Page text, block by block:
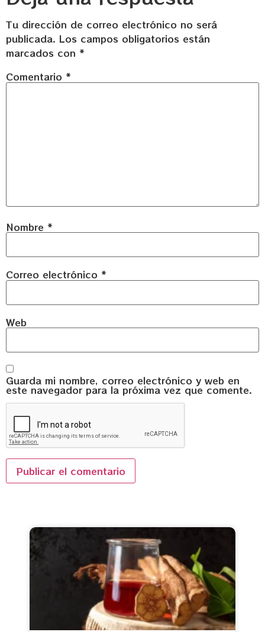
Tu dirección de correo electrónico no será
publicada. Los campos obligatorios están
marcados con *
Comentario *
Nombre *
Correo electrónico *
Web
Guarda mi nombre, correo electrónico y web en
este navegador para la próxima vez que comente.